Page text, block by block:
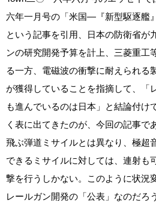
六年一月号の「米国―『新型駆逐艦
という記事を引用、日本の防衛省が
ンの研究開発予算を計上、三菱重工
る一方、電磁波の衝撃に耐えられる
が獲得していることを指摘して、「
も進んでいるのは日本」と結論付け
く表に出てきたのが、今回の記事で
飛ぶ弾道ミサイルとは異なり、極超
できるミサイルに対しては、連射も
撃を行うしかない。このように状況
レールガン開発の「公表」なのだろう